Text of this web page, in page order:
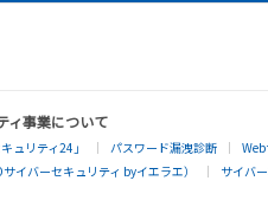
ィ事業について
ュリティ24」 パスワード漏洩診断
イバーセキュリティ byイエラエ） サイバ